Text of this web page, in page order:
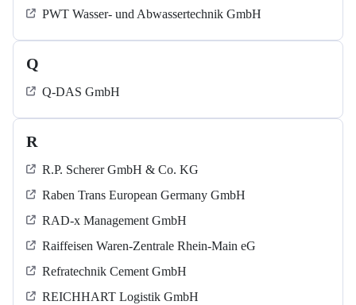
PWT Wasser- und Abwassertechnik GmbH
Q
Q-DAS GmbH
R
R.P. Scherer GmbH & Co. KG
Raben Trans European Germany GmbH
RAD-x Management GmbH
Raiffeisen Waren-Zentrale Rhein-Main eG
Refratechnik Cement GmbH
REICHHART Logistik GmbH